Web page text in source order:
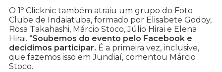
O 1º Clicknic também atraiu um grupo do Foto
Clube de Indaiatuba, formado por Elisabete Godoy,
Rosa Takahashi, Márcio Stoco, Júlio Hirai e Elena
Hirai. “Soubemos do evento pelo Facebook e
decidimos participar. É a primeira vez, inclusive,
que fazemos isso em Jundiaí, comentou Márcio
Stoco.